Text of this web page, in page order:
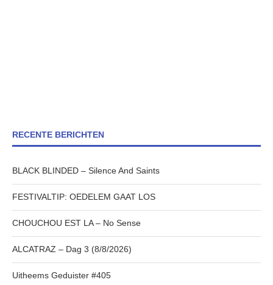
RECENTE BERICHTEN
BLACK BLINDED – Silence And Saints
FESTIVALTIP: OEDELEM GAAT LOS
CHOUCHOU EST LA – No Sense
ALCATRAZ – Dag 3 (8/8/2026)
Uitheems Geduister #405